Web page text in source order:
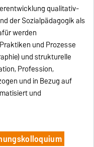
qualitativ-
der Sozialpädagogik als
werden
und Prozesse
und strukturelle
Profession,
und in Bezug auf
und